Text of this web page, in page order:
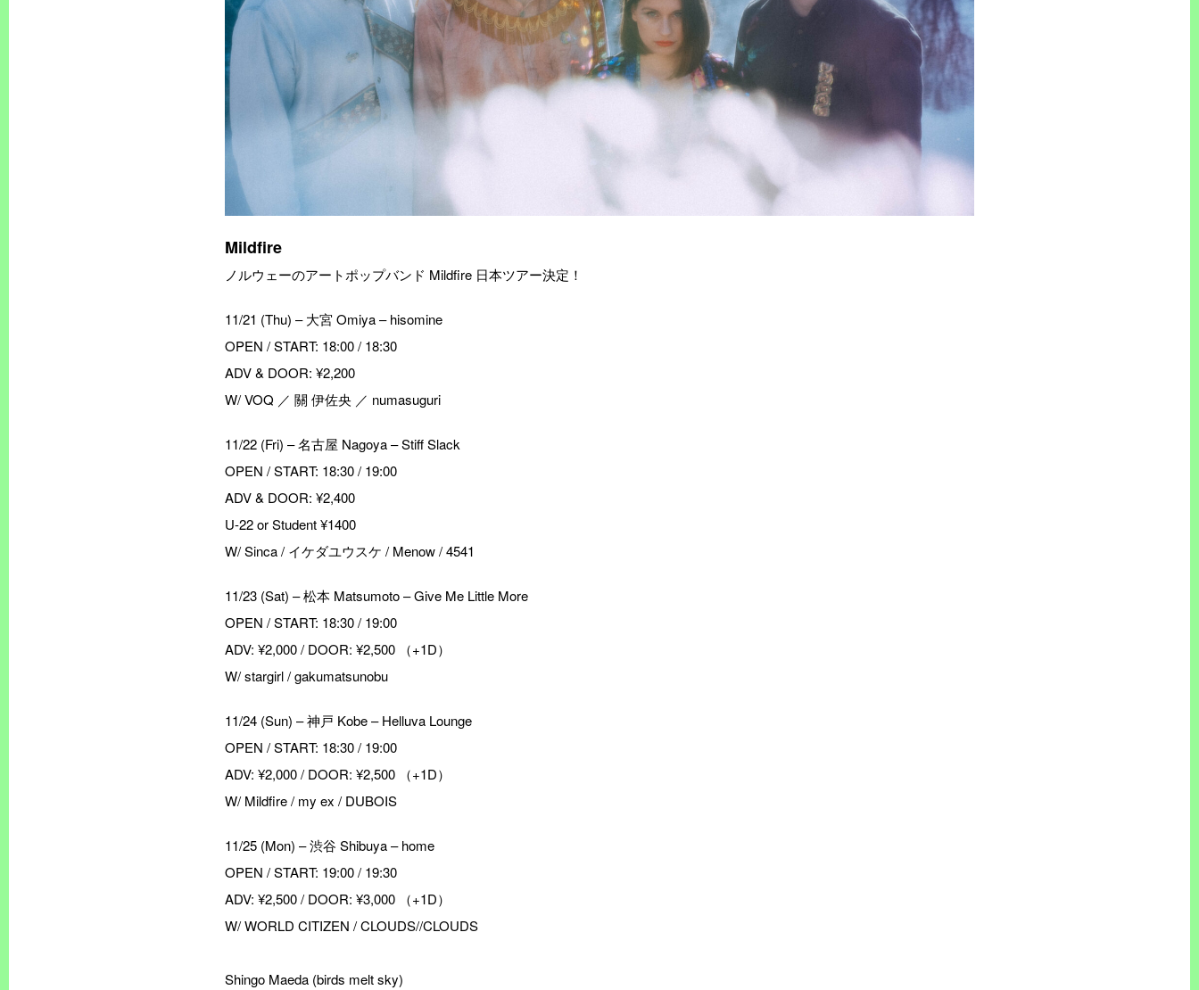
Mildfire
ノルウェーのアートポップバンド Mildfire 日本ツアー決定！
11/21 (Thu) – 大宮 Omiya – hisomine
OPEN / START: 18:00 / 18:30
ADV & DOOR: ¥2,200
W/ VOQ ／ 關 伊佐央 ／ numasuguri
11/22 (Fri) – 名古屋 Nagoya – Stiff Slack
OPEN / START: 18:30 / 19:00
ADV & DOOR: ¥2,400
U-22 or Student ¥1400
W/ Sinca / イケダユウスケ / Menow / 4541
11/23 (Sat) – 松本 Matsumoto – Give Me Little More
OPEN / START: 18:30 / 19:00
ADV: ¥2,000 / DOOR: ¥2,500 （+1D）
W/ stargirl / gakumatsunobu
11/24 (Sun) – 神戸 Kobe – Helluva Lounge
OPEN / START: 18:30 / 19:00
ADV: ¥2,000 / DOOR: ¥2,500 （+1D）
W/ Mildfire / my ex / DUBOIS
11/25 (Mon) – 渋谷 Shibuya – home
OPEN / START: 19:00 / 19:30
ADV: ¥2,500 / DOOR: ¥3,000 （+1D）
W/ WORLD CITIZEN / CLOUDS//CLOUDS
Shingo Maeda (birds melt sky)